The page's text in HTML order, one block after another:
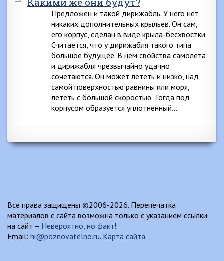
Предложен и такой дирижабль. У него нет
никаких дополнительных крыльев. Он сам,
его корпус, сделан в виде крыла-бесхвостки.
Считается, что у дирижабля такого типа
большое будущее. В нем свойства самолета
и дирижабля чрезвычайно удачно
сочетаются. Он может лететь и низко, над
самой поверхностью равнины или моря,
лететь с большой скоростью. Тогда под
корпусом образуется уплотненный…
Все права защищены ©2006-2026. Перепечатка
материалов с сайта возможна только с указанием ссылки
на сайт – Невероятно, но факт!.
Email: hi@poznovatelno.ru. Карта сайта